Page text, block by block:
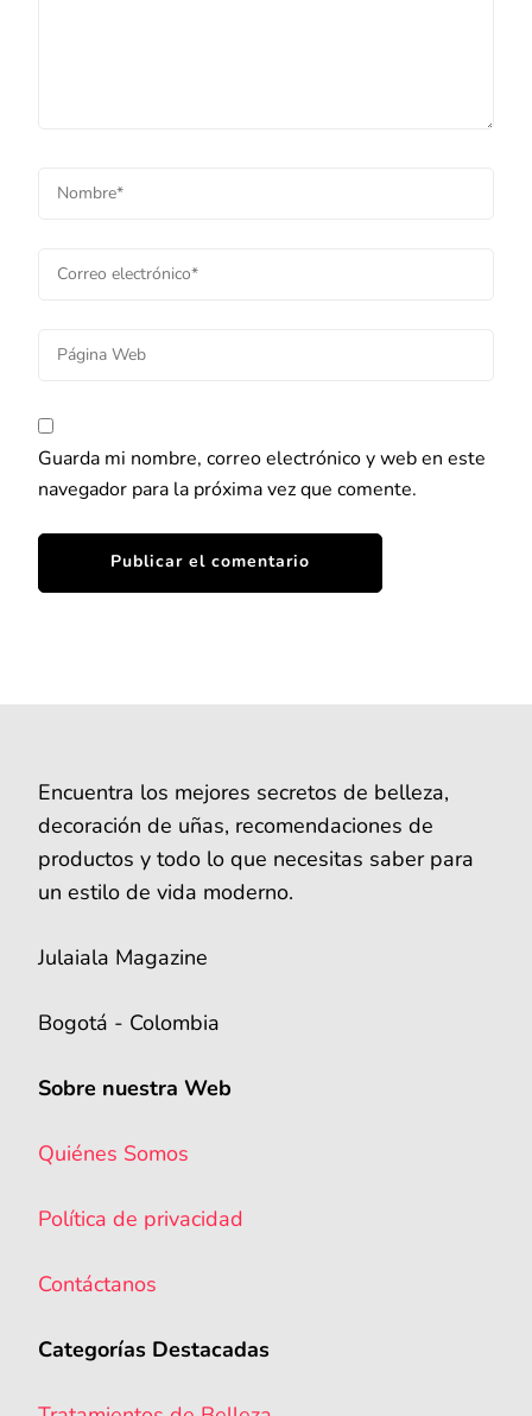
Guarda mi nombre, correo electrónico y web en este
navegador para la próxima vez que comente.
Encuentra los mejores secretos de belleza,
decoración de uñas, recomendaciones de
productos y todo lo que necesitas saber para
un estilo de vida moderno.
Julaiala Magazine
Bogotá - Colombia
Sobre nuestra Web
Quiénes Somos
Política de privacidad
Contáctanos
Categorías Destacadas